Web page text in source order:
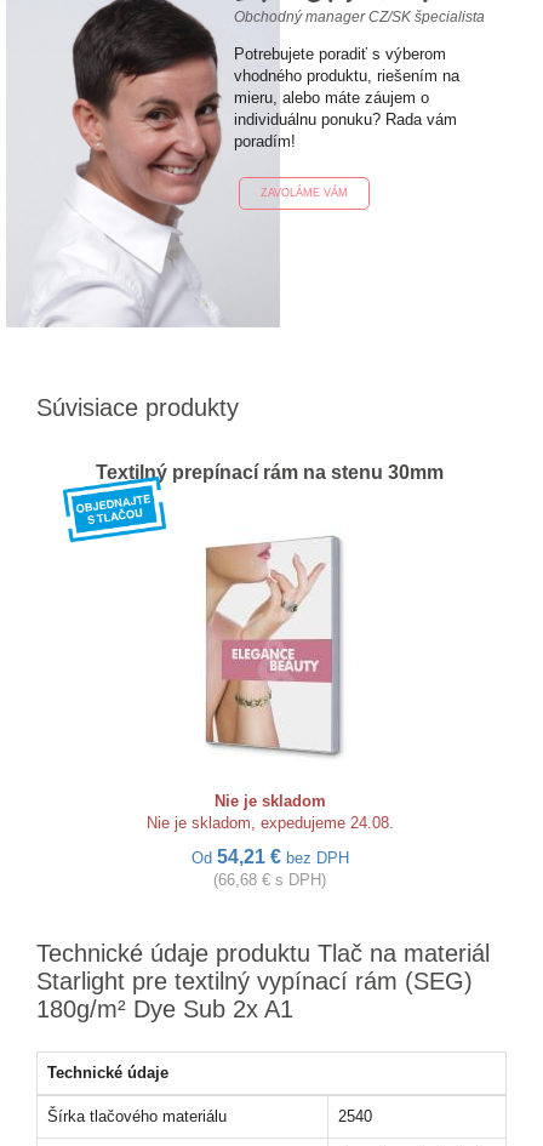
Obchodný manager CZ/SK špecialista
Potrebujete poradiť s výberom
vhodného produktu, riešením na
mieru, alebo máte záujem o
individuálnu ponuku? Rada vám
poradím!
ZAVOLÁME VÁM
Súvisiace produkty
Textilný prepínací rám na stenu 30mm
Nie je skladom
Nie je skladom, expedujeme 24.08.
Od 54,21 € bez DPH
(66,68 € s DPH)
Technické údaje produktu Tlač na materiál
Starlight pre textilný vypínací rám (SEG)
180g/m² Dye Sub 2x A1
Technické údaje
Šírka tlačového materiálu 2540